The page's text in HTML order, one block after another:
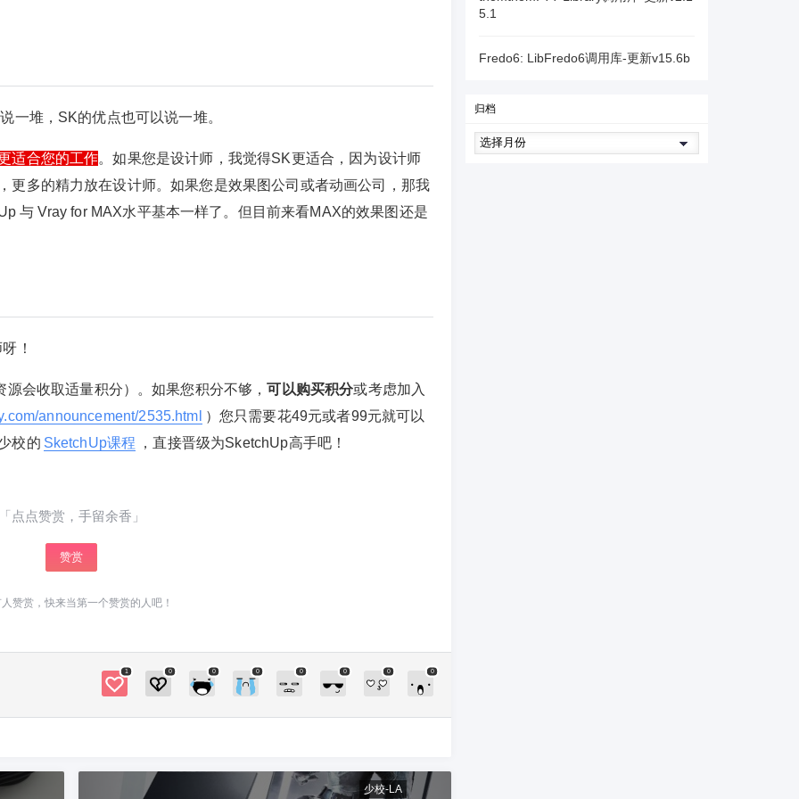
一堆，SK的优点也可以说一堆。
适合您的工作。如果您是设计师，我觉得SK更适合，因为设计师
更多的精力放在设计师。如果您是效果图公司或者动画公司，那我
与 Vray for MAX水平基本一样了。但目前来看MAX的效果图还是
！
源会收取适量积分）。如果您积分不够，可以购买积分或考虑加入
announcement/2535.html ）您只需要花49元或者99元就可以
校的 SketchUp课程 ，直接晋级为SketchUp高手吧！
点点赞赏，手留余香」
赞赏
赞赏，快来当第一个赞赏的人吧！
1 0 0 0 0 0 0 0
p，或者准备放弃3ds Max……
微信支付
立刻支付
少校-LA
5.1
Fredo6: LibFredo6调用库-更新v15.6b
归档
忘记密码？找回 已有帐号？ 登录